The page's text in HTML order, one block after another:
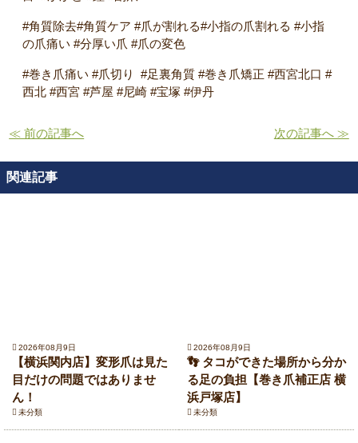
#角質除去#角質ケア #爪が割れる#小指の爪割れる #小指
の爪痛い #分厚い爪 #爪の変色
#巻き爪痛い #爪切り #足裏角質 #巻き爪矯正 #西宮北口 #
西北 #西宮 #芦屋 #尼崎 #宝塚 #伊丹
≪ 前の記事へ 次の記事へ ≫
関連記事
2026年08月9日
【横浜関内店】変形爪は見た
目だけの問題ではありませ
ん！
未分類
2026年08月9日
👣 タコができた場所から分か
る足の負担【巻き爪補正店 横
浜戸塚店】
未分類